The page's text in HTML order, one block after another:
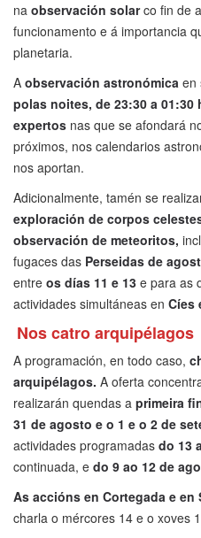
na observación solarco fin de
funcionamento e á importancia
planetaria.
A observación astronómica en
polas noites, de 23:30 a 01:30
expertos nas que se afondará
próximos, nos calendarios
nos aportan.
Adicionalmente, tamén se
exploración de corpos
observación de meteoritos,
fugaces das Perseidas de
entre os días 11 e 13 e para as
actividades simultáneas en Cíes
Nos catro arquipélagos
A programación, en todo caso,
arquipélagos. A oferta
realizarán quendas a primeira
31 de agosto e o 1 e o 2 de
actividades programadas do 13
continuada, e do 9 ao 12 de
As accións en Cortegada e
charla o mércores 14 e o xoves